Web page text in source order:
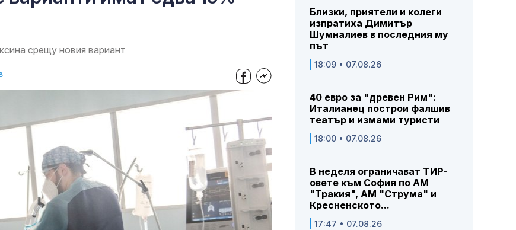
срещу новия вариант
Близки, приятели и колеги
изпратиха Димитър
Шумналиев в последния му
път
18:09 • 07.08.26
40 евро за "древен Рим":
Италианец построи фалшив
театър и измами туристи
18:00 • 07.08.26
В неделя ограничават ТИР-
овете към София по АМ
"Тракия", АМ "Струма" и
Кресненското...
17:47 • 07.08.26